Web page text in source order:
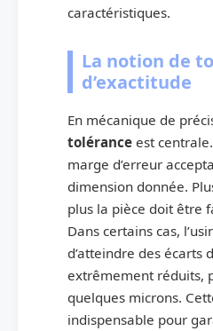
caractéristiques.
La notion de
d’exactitude
En mécanique de
tolérance est
marge d’erreur
dimension donnée.
plus la pièce doit être
Dans certains cas,
d’atteindre des écarts
extrêmement réduits,
quelques microns.
indispensable pour